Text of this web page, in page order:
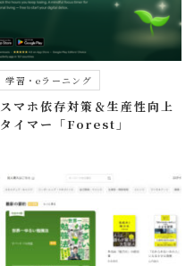
学習・eラーニング
スマホ依存対策＆生産性向上
タイマー「Forest」